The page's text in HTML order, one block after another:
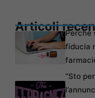
Articoli
Perché
fiducia
“Sto